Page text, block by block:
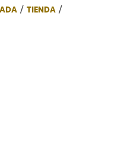
TIENDA